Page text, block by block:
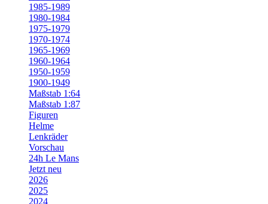
1985-1989
1980-1984
1975-1979
1970-1974
1965-1969
1960-1964
1950-1959
1900-1949
Maßstab 1:64
Maßstab 1:87
Figuren
Helme
Lenkräder
Vorschau
24h Le Mans
Jetzt neu
2026
2025
2024